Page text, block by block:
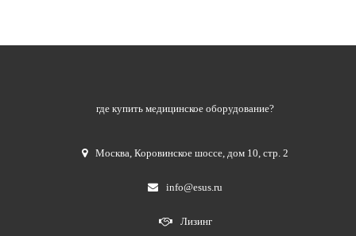
где купить медицинское оборудование?
Москва,Коровинское шоссе, дом 10, стр. 2
info@esus.ru
Лизинг